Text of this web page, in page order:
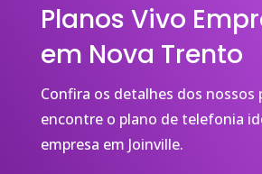
Planos Vivo
em Nova Trento
Confira os detalhes dos nossos
encontre o plano de telefonia
empresa em Joinville.